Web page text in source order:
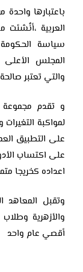
باعتبارها
سياسة
المجلس الأعلى
والتي ‏تعتبر صالحة
و تقدم مجموعة
لمواكبة التغيرات
على التطبيق
على اكتساب
اعداده كخريجا
وتقبل المعاهد
والأزهرية
أقصي عام واحد